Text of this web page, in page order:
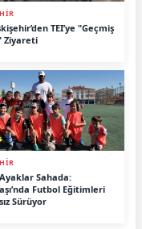
TEI’ye "Geçmiş
Ziyareti
Sahada:
Futbol Eğitimleri
Sürüyor